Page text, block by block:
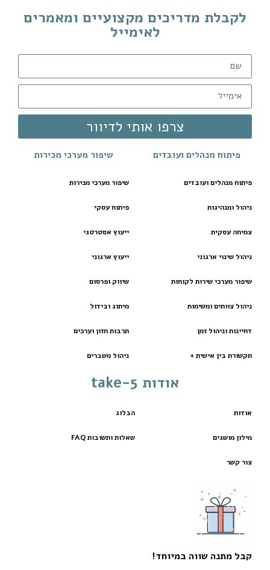
אודות take-5
אודות הבלוג
מילון מושגים שאלות ותשובות FAQ
צור קשר
קבל מתנה שווה במיוחד!
שיפור מערכי מכירות
שיפור מערכי מכירות
פיתוח עסקי
ייעוץ אסטרטגי
ייעוץ ארגוני
שיווק ופרסום
מיתוג ובידול
תרבות חזון וערכים
ניהול משברים
פיתוח מנהלים ועובדים
פיתוח מנהלים ועובדים
ניהול ומנהיגות
צמיחה עסקית
ניהול שינוי ארגוני
שיפור מערכי שירות לקוחות
ניהול צוותים ומשימות
דחיינות וניהול זמן
תקשורת בין אישית +
לקבלת מדריכים מקצועיים ומאמרים
לאימייל
צרפו אותי לדיוור